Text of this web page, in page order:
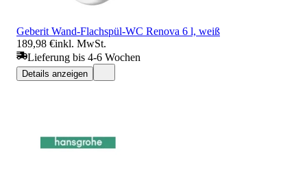
Geberit Wand-Flachspül-WC Renova 6 l, weiß
189,98 €inkl. MwSt.
Lieferung bis 4-6 Wochen
Details anzeigen